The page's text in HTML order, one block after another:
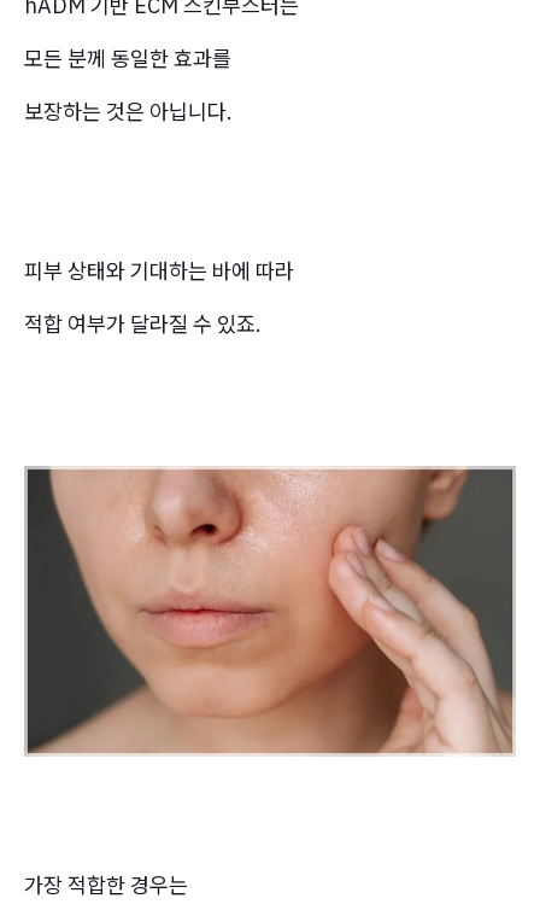
모든 분께 동일한 효과를
보장하는 것은 아닙니다.
피부 상태와 기대하는 바에 따라
적합 여부가 달라질 수 있죠.
가장 적합한 경우는